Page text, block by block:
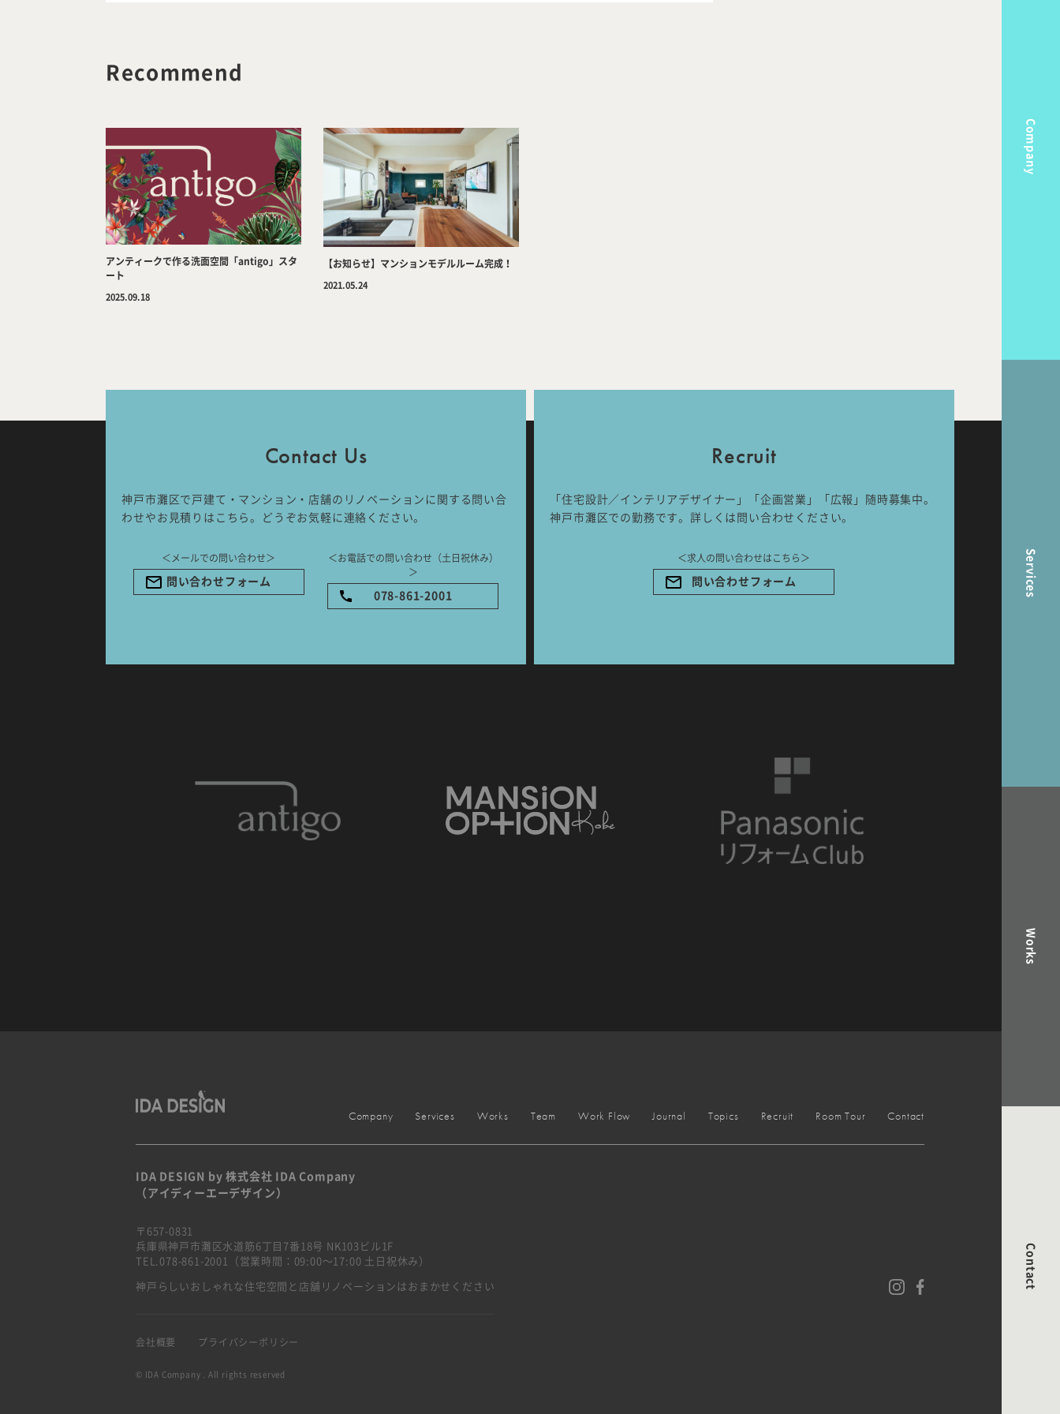
Company
Services
Works
Contact
Recommend
アンティークで作る洗面空間「antigo」スタ
ート
2025.09.18
【お知らせ】マンションモデルルーム完成！
2021.05.24
Contact Us
神戸市灘区で戸建て・マンション・店舗のリノベーションに関する問い合
わせやお見積りはこちら。どうぞお気軽に連絡ください。
＜メールでの問い合わせ＞
問い合わせフォーム
＜お電話での問い合わせ（土日祝休み）
＞
078-861-2001
Recruit
「住宅設計／インテリアデザイナー」「企画営業」「広報」随時募集中。
神戸市灘区での勤務です。詳しくは問い合わせください。
＜求人の問い合わせはこちら＞
問い合わせフォーム
Company Services Works Team Work Flow Journal Topics Recruit Room Tour Contact
IDA DESIGN by 株式会社 IDA Company
（アイディーエーデザイン）
〒657-0831
兵庫県神戸市灘区水道筋6丁目7番18号 NK103ビル1F
TEL.078-861-2001（営業時間：09:00〜17:00 土日祝休み）
神戸らしいおしゃれな住宅空間と店舗リノベーションはおまかせください
会社概要 プライバシーポリシー
© IDA Company . All rights reserved
TEL.078-861-2001（営業時間：
ご相談はこちらから